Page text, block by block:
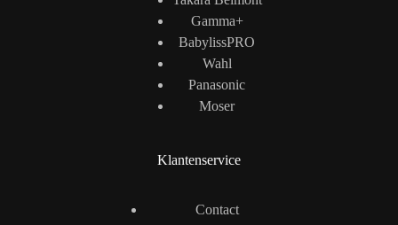
Gamma+
BabylissPRO
Wahl
Panasonic
Moser
Klantenservice
Contact